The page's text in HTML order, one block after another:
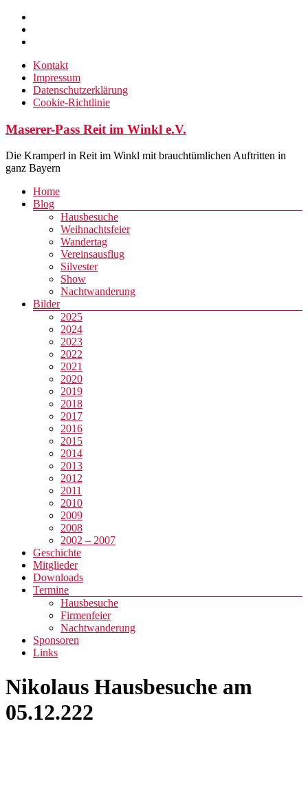
Zum
Inhalt
springen
Kontakt
Impressum
Datenschutzerklärung
Cookie-Richtlinie
Maserer-Pass Reit im Winkl e.V.
Die Kramperl in Reit im Winkl mit brauchtümlichen Auftritten in
ganz Bayern
Menü
Home
Blog
Hausbesuche
Weihnachtsfeier
Wandertag
Vereinsausflug
Silvester
Show
Nachtwanderung
Bilder
2025
2024
2023
2022
2021
2020
2019
2018
2017
2016
2015
2014
2013
2012
2011
2010
2009
2008
2002 – 2007
Geschichte
Mitglieder
Downloads
Termine
Hausbesuche
Firmenfeier
Nachtwanderung
Sponsoren
Links
Nikolaus Hausbesuche am
05.12.222